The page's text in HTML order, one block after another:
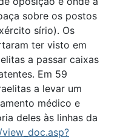
sobre os postos
sírio). Os
ter visto em
a passar caixas
Em 59
a levar um
médico e
deles às linhas da